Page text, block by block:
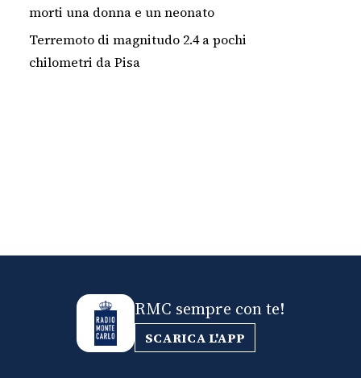
morti una donna e un neonato
Terremoto di magnitudo 2.4 a pochi
chilometri da Pisa
RMC sempre con te!
SCARICA L'APP